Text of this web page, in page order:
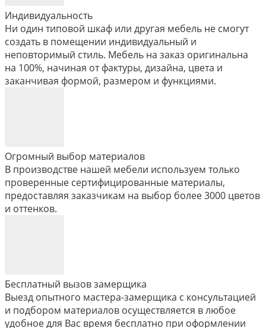
Индивидуальность
Ни один типовой шкаф или другая мебель не смогут
создать в помещении индивидуальный и
неповторимый стиль. Мебель на заказ оригинальна
на 100%, начиная от фактуры, дизайна, цвета и
заканчивая формой, размером и функциями.
Огромный выбор материалов
В производстве нашей мебели используем только
проверенные сертифицированные материалы,
предоставляя заказчикам на выбор более 3000 цветов
и оттенков.
Бесплатный вызов замерщика
Выезд опытного мастера-замерщика с консультацией
и подбором материалов осуществляется в любое
удобное для Вас время бесплатно при оформлении